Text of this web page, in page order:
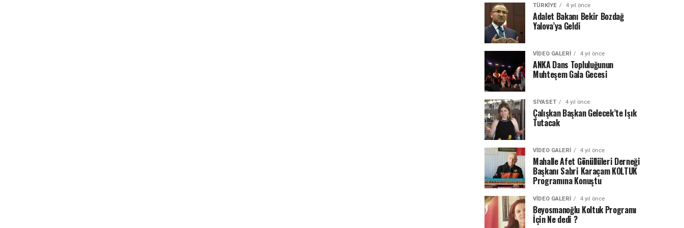
TÜRKIYE 4 yıl önce
Adalet Bakanı Bekir Bozdağ
Yalova’ya Geldi
VIDEO GALERI 4 yıl önce
ANKA Dans Topluluğunun
Muhteşem Gala Gecesi
SIYASET 4 yıl önce
Çalışkan Başkan Gelecek’te Işık
Tutacak
VIDEO GALERI 4 yıl önce
Mahalle Afet Gönüllüleri Derneği
Başkanı Sabri Karaçam KOLTUK
Programına Konuştu
VIDEO GALERI 4 yıl önce
Beyosmanoğlu Koltuk Programı
İçin Ne dedi ?